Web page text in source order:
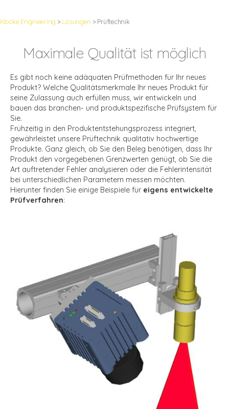
Klocke Engineering > Lösungen > Prüftechnik
Maximale Qualität ist möglich
Es gibt noch keine adäquaten Prüfmethoden für Ihr neues
Produkt? Welche Qualitätsmerkmale Ihr neues Produkt für
seine Zulassung auch erfüllen muss, wir entwickeln und
bauen das branchen- und produktspezifische Prüfsystem für
Sie.
Frühzeitig in den Produktentstehungsprozess integriert,
gewährleistet unsere Prüftechnik qualitativ hochwertige
Produkte. Ganz gleich, ob Sie den Beleg benötigen, dass Ihr
Produkt den vorgegebenen Grenzwerten genügt, ob Sie die
Art auftretender Fehler analysieren oder die Fehlerintensität
bei unterschiedlichen Parametern messen möchten.
Hierunter finden Sie einige Beispiele für eigens entwickelte
Prüfverfahren: